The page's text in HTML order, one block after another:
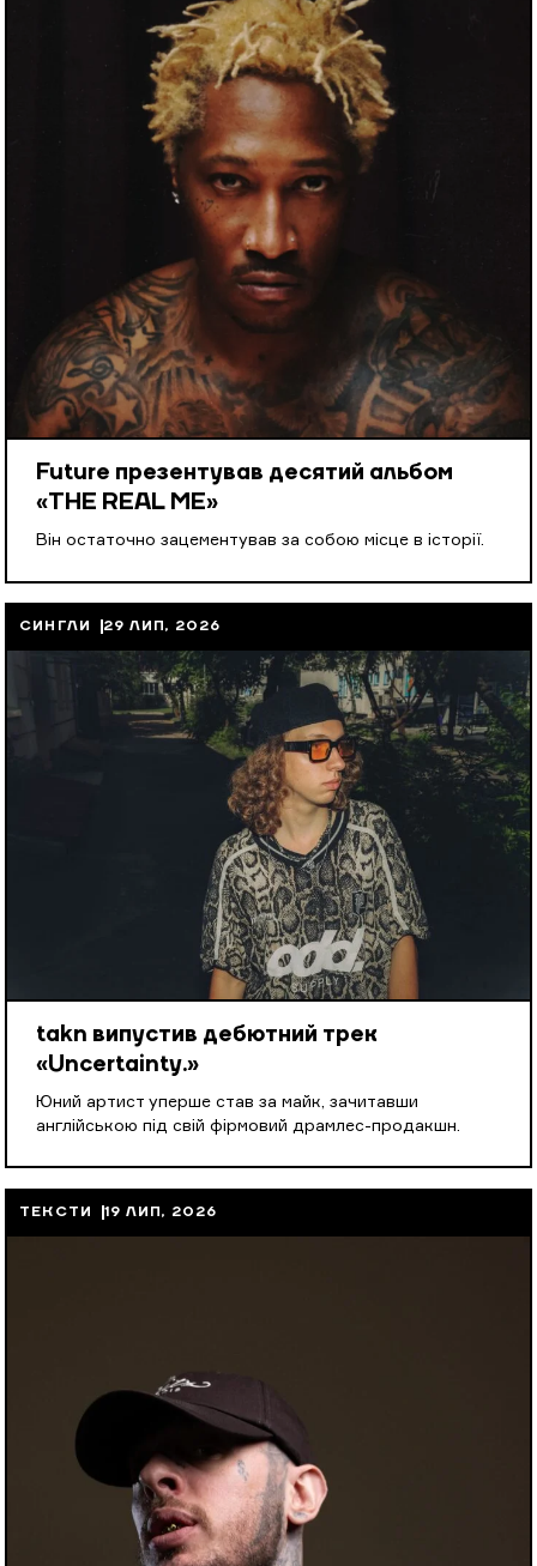
Future презентував десятий альбом
«THE REAL ME»
Він остаточно зацементував за собою місце в історії.
СИНГЛИ 29 ЛИП, 2026
takn випустив дебютний трек
«Uncertainty.»
Юний артист уперше став за майк, зачитавши
англійською під свій фірмовий драмлес-продакшн.
ТЕКСТИ 19 ЛИП, 2026